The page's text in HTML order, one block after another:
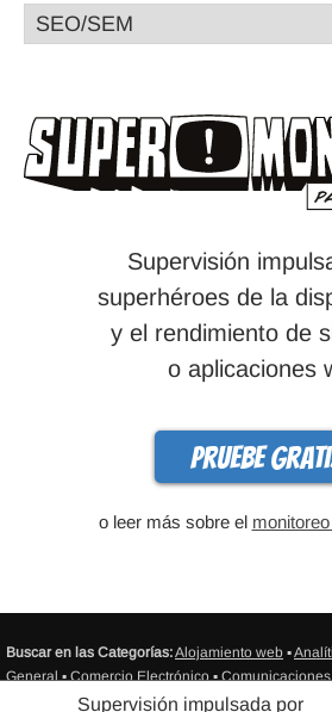
Supervisión
superhéroes de la
y el rendimiento de
o aplicaciones
Pruebe
o leer más sobre el
Supervisión impulsada por
Buscar en las Categorías:Alojamiento web ▪
General ▪ Comercio Electrónico ▪ Comunicaciones
Diseño Web ▪Email Marketing▪Infografía▪